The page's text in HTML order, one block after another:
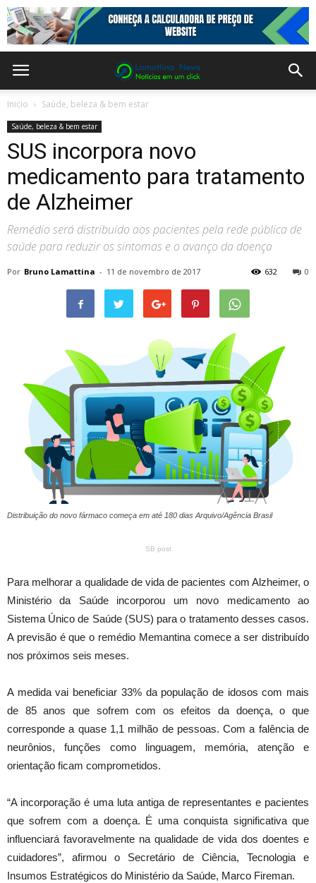
Inicio Saúde, beleza & bem estar
Saúde, beleza & bem estar
SUS incorpora novo
medicamento para tratamento
de Alzheimer
Remédio será distribuído aos pacientes pela rede pública de
saúde para reduzir os sintomas e o avanço da doença
Por Bruno Lamattina - 11 de novembro de 2017 0
632
Distribuição do novo fármaco começa em até 180 dias Arquivo/Agência Brasil
SB post
Para melhorar a qualidade de vida de pacientes com Alzheimer, o
Ministério da Saúde incorporou um novo medicamento ao
Sistema Único de Saúde (SUS) para o tratamento desses casos.
A previsão é que o remédio Memantina comece a ser distribuído
nos próximos seis meses.
A medida vai beneficiar 33% da população de idosos com mais
de 85 anos que sofrem com os efeitos da doença, o que
corresponde a quase 1,1 milhão de pessoas. Com a falência de
neurônios, funções como linguagem, memória, atenção e
orientação ficam comprometidos.
“A incorporação é uma luta antiga de representantes e pacientes
que sofrem com a doença. É uma conquista significativa que
influenciará favoravelmente na qualidade de vida dos doentes e
cuidadores”, afirmou o Secretário de Ciência, Tecnologia e
Insumos Estratégicos do Ministério da Saúde, Marco Fireman.